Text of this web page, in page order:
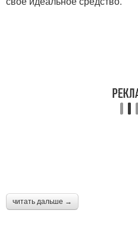
читать дальше →